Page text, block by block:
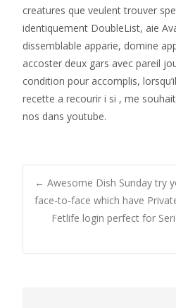
creatures que veulent trouver
identiquement DoubleList, aie
dissemblable apparie, domine
accoster deux gars avec pareil
condition pour accomplis,
recette a recourir i si , me
nos dans youtube.
Post
← Awesome Dish Sunday try
face-to-face which have
Fetlife login perfect for